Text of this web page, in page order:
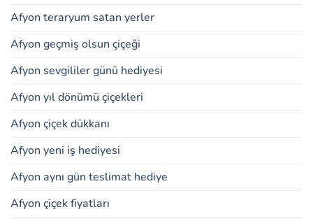
Afyon teraryum satan yerler
Afyon geçmiş olsun çiçeği
Afyon sevgililer günü hediyesi
Afyon yıl dönümü çiçekleri
Afyon çiçek dükkanı
Afyon yeni iş hediyesi
Afyon aynı gün teslimat hediye
Afyon çiçek fiyatları